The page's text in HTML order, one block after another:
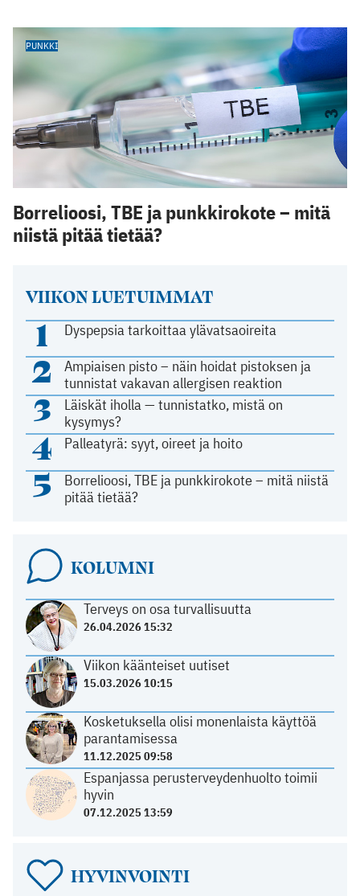
VIIKON LUETUIMMAT
1 Dyspepsia tarkoittaa ylävatsaoireita
2
Ampiaisen pisto – näin hoidat pistoksen ja
tunnistat vakavan allergisen reaktion
3
Läiskät iholla — tunnistatko, mistä on
kysymys?
4 Palleatyrä: syyt, oireet ja hoito
5
Borrelioosi, TBE ja punkkirokote – mitä niistä
pitää tietää?
KOLUMNI
Terveys on osa turvallisuutta
26.04.2026 15:32
Viikon käänteiset uutiset
15.03.2026 10:15
Kosketuksella olisi monenlaista käyttöä
parantamisessa
11.12.2025 09:58
Espanjassa perusterveydenhuolto toimii
hyvin
07.12.2025 13:59
HYVINVOINTI
PUNKKI
Borrelioosi, TBE ja punkkirokote – mitä
niistä pitää tietää?